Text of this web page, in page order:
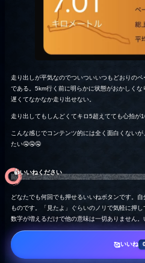
走り出しが平気なのでついついいつもどおりの
である。5km行く前に明らかに状態がおかしく
遅くてなかなか走り出せない。
走り出してもしんどくてキロ5超えてても心拍が
こんな感じでコンテンツ的には全く面白くない
たい🤤🤤🤤
👍️いいねください
どなたでも何回でも押せるいいねボタンです。
ものです。「見たよ」ぐらいのノリで気軽に押し
数字が増えるだけで他の意味は一切ありません。
🥰いいね